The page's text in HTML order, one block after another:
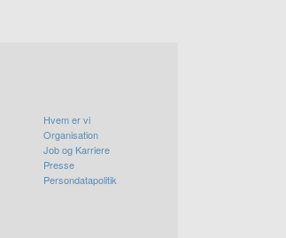
Hvem er vi
Organisation
Job og Karriere
Presse
Persondatapolitik